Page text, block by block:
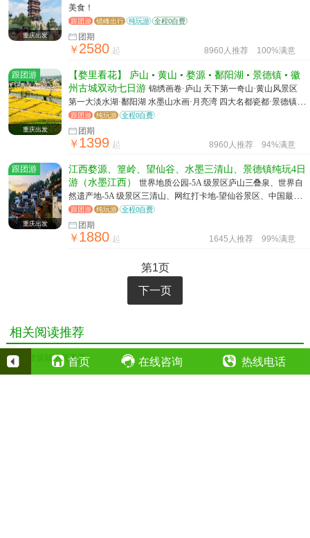
重庆出发
美食！
跟团游 错峰出行 纯玩游 全程0自费
团期
￥2580 起 8960人推荐 100%满意
跟团游
重庆出发
【婺里看花】 庐山 • 黄山 • 婺源 • 鄱阳湖 • 景德镇 • 徽
州古城双动七日游 锦绣画卷·庐山 天下第一奇山·黄山风景区
第一大淡水湖·鄱阳湖 水墨山水画·月亮湾 四大名都瓷都·景德镇 最
美乡村·婺源 四大古城之一·徽州古城
跟团游 纯玩游 全程0自费
团期
￥1399 起 8960人推荐 94%满意
跟团游
重庆出发
江西婺源、篁岭、望仙谷、水墨三清山、景德镇纯玩4日
游（水墨江西）
世界地质公园-5A 级景区庐山三叠泉、世界自
然遗产地-5A 级景区三清山、网红打卡地-望仙谷景区、中国最美
乡村婺源篁岭、中国最大淡水湖世界候鸟栖息地-鄱阳湖、世界瓷
都-景德镇
跟团游 纯玩游 全程0自费
团期
￥1880 起 1645人推荐 99%满意
第1页
下一页
相关阅读推荐
• 来到婺源就不再离开
首页 在线咨询 热线电话